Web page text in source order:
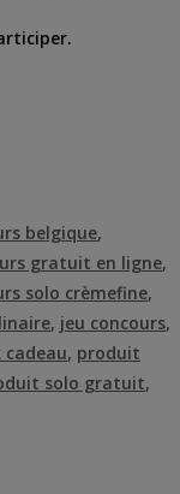
belgique,
gratuit en ligne,
solo crèmefine,
, jeu concours,
cadeau, produit
solo gratuit,